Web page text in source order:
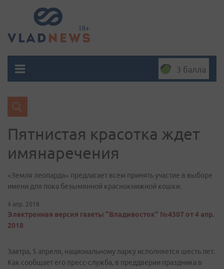
3 балла
Пятнистая красотка ждет
имянаречения
«Земля леопарда» предлагает всем принять участие в выборе
имени для пока безымянной краснокнижной кошки.
4 апр. 2018
Электронная версия газеты "Владивосток" №4307 от 4 апр.
2018
Завтра, 5 апреля, национальному парку исполняется шесть лет.
Как сообщает его пресс-служба, в преддверии праздника в